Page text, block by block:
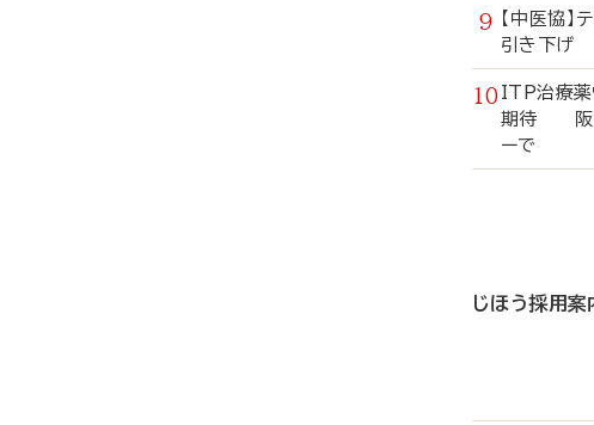
【中医協
引き下げ
ITP治療薬
期待 阪大
ーで
じほう採用案